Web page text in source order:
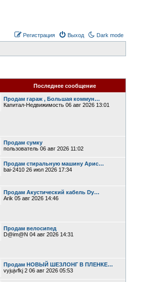
Dark mode
Выход
Регистрация
Последнее сообщение
Продам гараж , Большая коммун…
Капитал-Недвижимость 06 авг 2026 13:01
Продам сумку
пользователь 06 авг 2026 11:02
Продам стиральную машину Арис…
bai-2410 26 июл 2026 17:34
Продам Акустический кабель Dy…
Arik 05 авг 2026 14:46
Продам велосипед
D@im@N 04 авг 2026 14:31
Продам НОВЫЙ ШЕЗЛОНГ В ПЛЕНКЕ…
vyjujvfkj 2 06 авг 2026 05:53